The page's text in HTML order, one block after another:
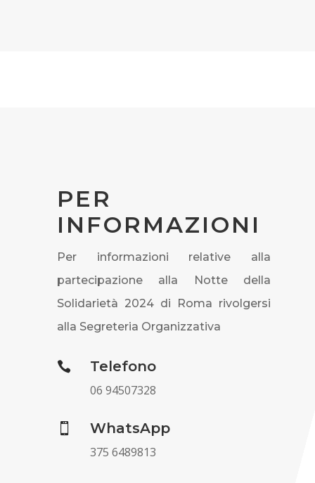
PER
INFORMAZIONI
Per informazioni relative alla
partecipazione alla Notte della
Solidarietà 2024 di Roma rivolgersi
alla Segreteria Organizzativa
 Telefono
06 94507328
 WhatsApp
375 6489813